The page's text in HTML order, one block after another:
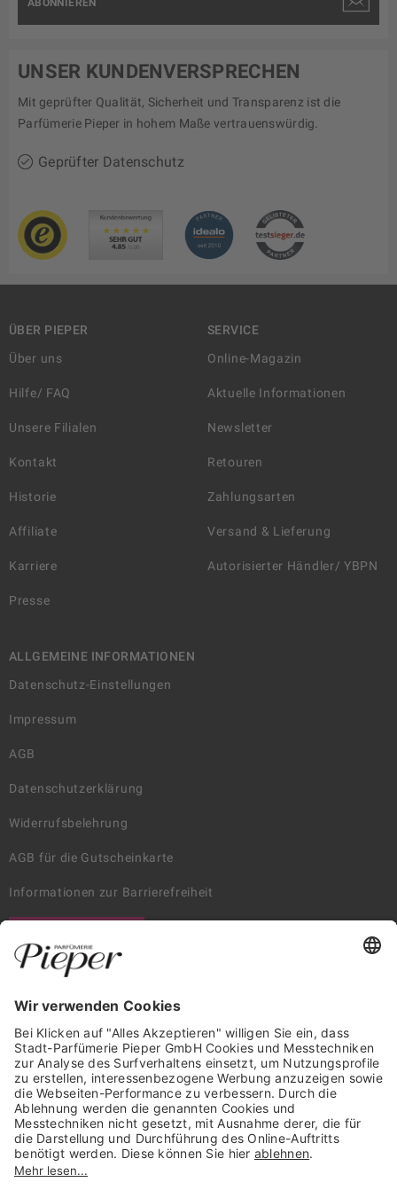
ABONNIEREN
UNSER KUNDENVERSPRECHEN
Mit geprüfter Qualität, Sicherheit und Transparenz ist die
Parfümerie Pieper in hohem Maße vertrauenswürdig.
Geprüfter Datenschutz
ÜBER PIEPER
Über uns
Hilfe/ FAQ
Unsere Filialen
Kontakt
Historie
Affiliate
Karriere
Presse
SERVICE
Online-Magazin
Aktuelle Informationen
Newsletter
Retouren
Zahlungsarten
Versand & Lieferung
Autorisierter Händler/ YBPN
ALLGEMEINE INFORMATIONEN
Datenschutz-Einstellungen
Impressum
AGB
Datenschutzerklärung
Widerrufsbelehrung
AGB für die Gutscheinkarte
Informationen zur Barrierefreiheit
Trusted Shops Mitglied seit 2010